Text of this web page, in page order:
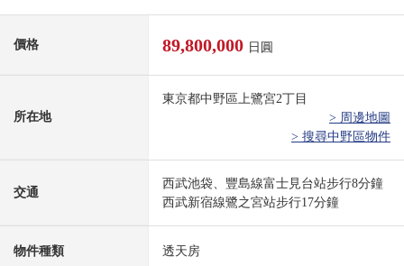
價格 89,800,000 日圓
所在地
東京都中野區上鷺宮2丁目
> 周邊地圖
> 搜尋中野區物件
交通
西武池袋、豐島線富士見台站步行8分鐘
西武新宿線鷺之宮站步行17分鐘
物件種類 透天房